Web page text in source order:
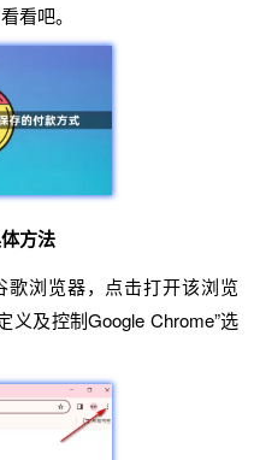
看吧。
方法
浏览器，点击打开该浏览
义及控制Google Chrome”选